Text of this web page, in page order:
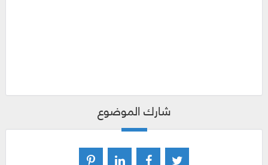
شارك الموضوع